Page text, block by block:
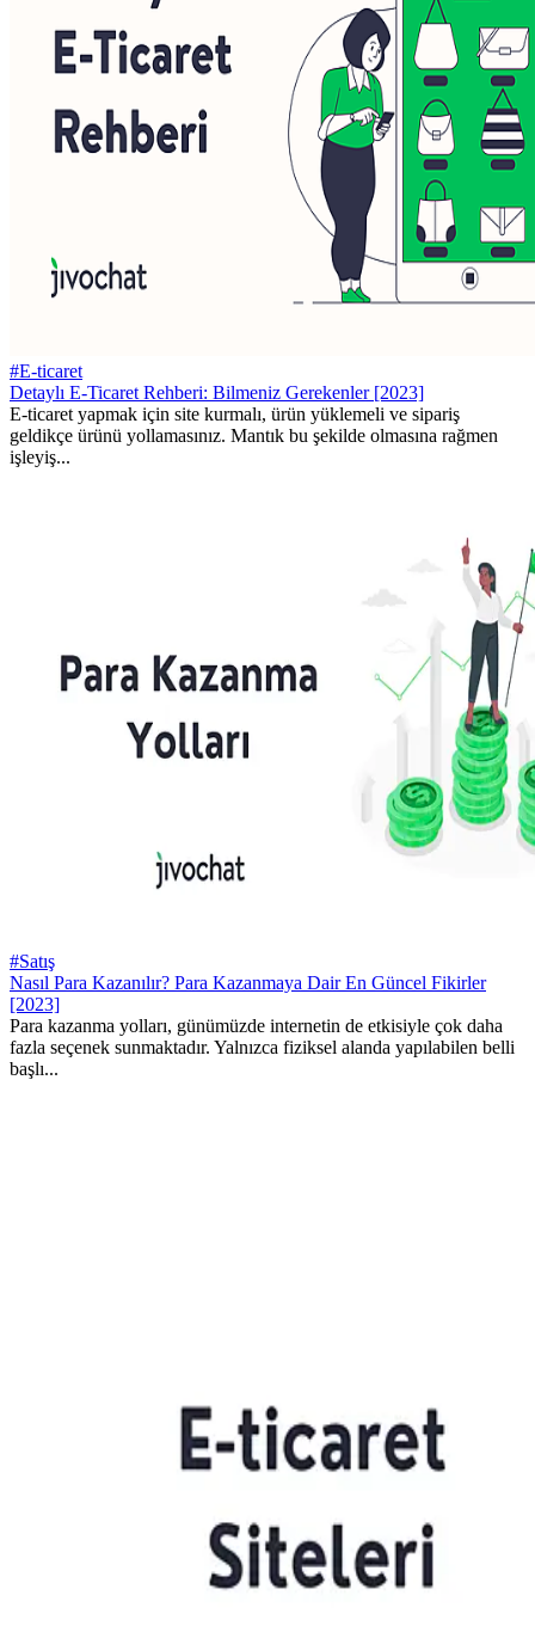
#E-ticaret
Detaylı E-Ticaret Rehberi: Bilmeniz Gerekenler [2023]
E-ticaret yapmak için site kurmalı, ürün yüklemeli ve sipariş
geldikçe ürünü yollamasınız. Mantık bu şekilde olmasına rağmen
işleyiş...
#Satış
Nasıl Para Kazanılır? Para Kazanmaya Dair En Güncel Fikirler
[2023]
Para kazanma yolları, günümüzde internetin de etkisiyle çok daha
fazla seçenek sunmaktadır. Yalnızca fiziksel alanda yapılabilen belli
başlı...